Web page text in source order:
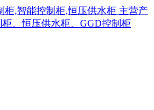
主营产
、恒压供水柜、GGD控制柜